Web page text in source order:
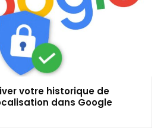
votre historique de
dans Google